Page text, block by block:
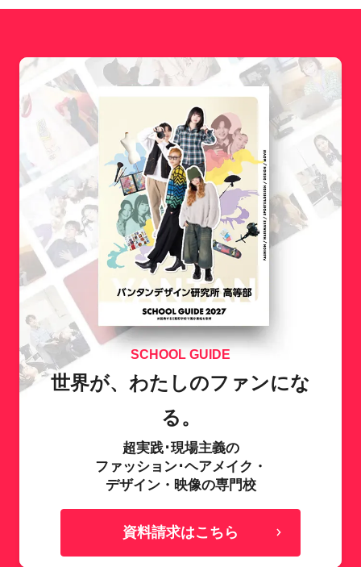
SCHOOL GUIDE
世界が、わたしのファンにな
る。
超実践･現場主義の
ファッション･ヘアメイク・
デザイン・映像の専門校
資料請求はこちら